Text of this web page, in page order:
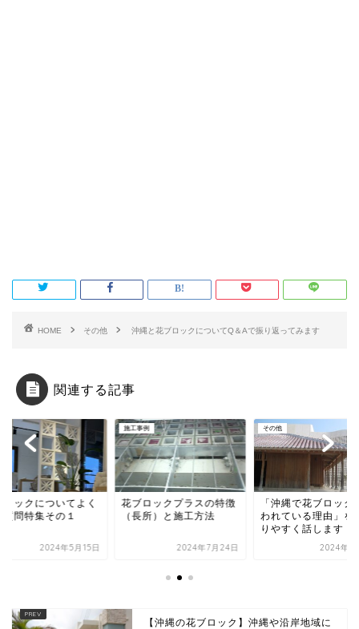
HOME その他 沖縄と花ブロックについてQ＆Aで振り返ってみます
関連する記事
ロックについてよく
質問特集その１
2024年5月15日
施工事例
花ブロックプラスの特徴
（長所）と施工方法
2024年7月24日
その他
「沖縄で花ブロック
われている理由」を
りやすく話します
2024年2
【沖縄の花ブロック】沖縄や沿岸地域に